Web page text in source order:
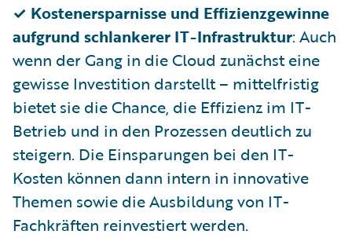
✓ Kostenersparnisse und Effizienzgewinne
aufgrund schlankerer IT-Infrastruktur: Auch
wenn der Gang in die Cloud zunächst eine
gewisse Investition darstellt – mittelfristig
bietet sie die Chance, die Effizienz im IT-
Betrieb und in den Prozessen deutlich zu
steigern. Die Einsparungen bei den IT-
Kosten können dann intern in innovative
Themen sowie die Ausbildung von IT-
Fachkräften reinvestiert werden.